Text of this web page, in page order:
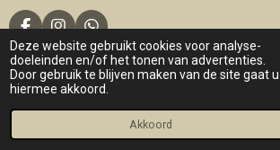
Deze website gebruikt cookies voor analyse-
doeleinden en/of het tonen van advertenties.
Door gebruik te blijven maken van de site gaat u
hiermee akkoord.
Akkoord
F
a
c
e
b
I
n
s
t
a
W
h
a
t
s
© 2017 - 2026 Loflie Things
E-mailadres